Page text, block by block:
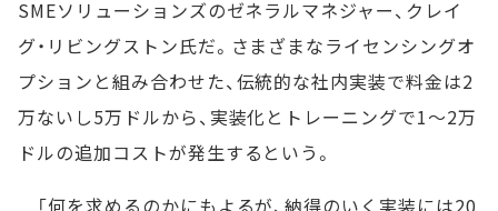
SMEソリューションズのゼネラルマネジャー、クレイ
グ・リビングストン氏だ。さまざまなライセンシングオ
プションと組み合わせた、伝統的な社内実装で料金は2
万ないし5万ドルから、実装化とトレーニングで1～2万
ドルの追加コストが発生するという。
「何を求めるのかにもよるが、納得のいく実装には20